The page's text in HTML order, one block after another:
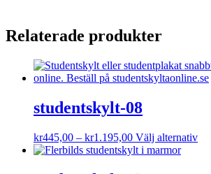
Relaterade produkter
studentskylt-08
kr445,00 – kr1.195,00Prisintervall:
kr445,00
Välj alternativDen